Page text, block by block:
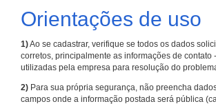
Orientações de uso
1)Ao se cadastrar, verifique se todos os dados
corretos, principalmente as informações de contato
utilizadas pela empresa para resolução do
2) Para sua própria segurança, não preencha
campos onde a informação postada será pública